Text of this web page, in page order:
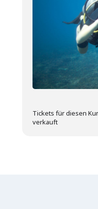
Tickets für diesen
verkauft